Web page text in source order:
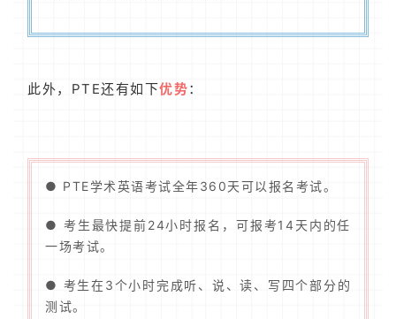
此外，PTE还有如下优势：
● PTE学术英语考试全年360天可以报名考试。
● 考生最快提前24小时报名，可报考14天内的任
一场考试。
● 考生在3个小时完成听、说、读、写四个部分的
测试。